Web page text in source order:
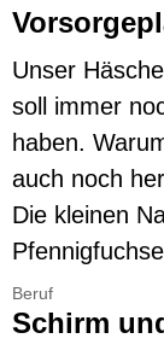
Unser
soll immer
haben.
auch noch
Die kleinen
Beruf
Schirm